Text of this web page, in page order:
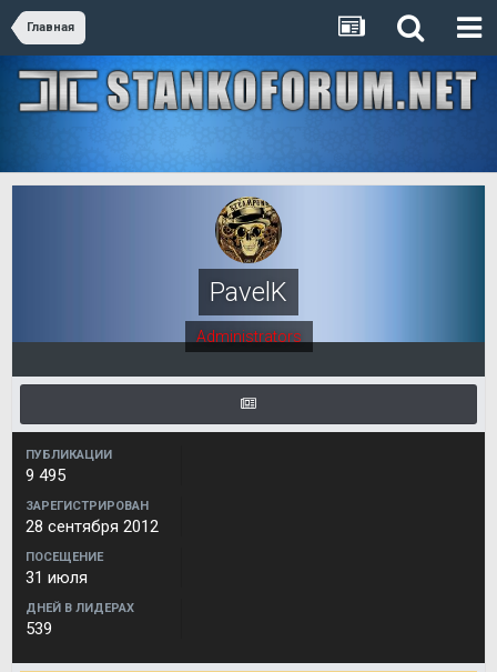
Главная
PavelK
Administrators
ПУБЛИКАЦИИ
9 495
ЗАРЕГИСТРИРОВАН
28 сентября 2012
ПОСЕЩЕНИЕ
31 июля
ДНЕЙ В ЛИДЕРАХ
539